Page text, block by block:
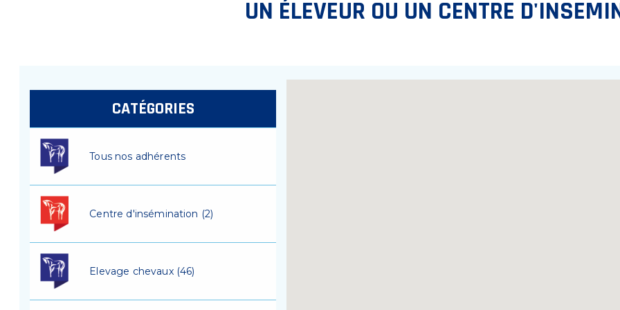
UN ÉLEVEUR OU UN CENTRE
CATÉGORIES
Tous nos adhérents
Centre d'insémination (2)
Elevage chevaux (46)